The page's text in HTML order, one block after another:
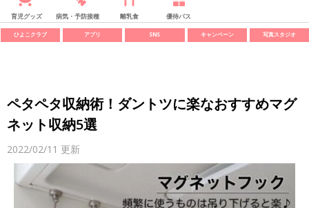
育児グッズ 病気・予防接種 離乳食 優待パス
ひよこクラブ アプリ SNS キャンペーン 写真スタジオ
ペタペタ収納術！ダントツに楽なおすすめマグ
ネット収納5選
2022/02/11 更新